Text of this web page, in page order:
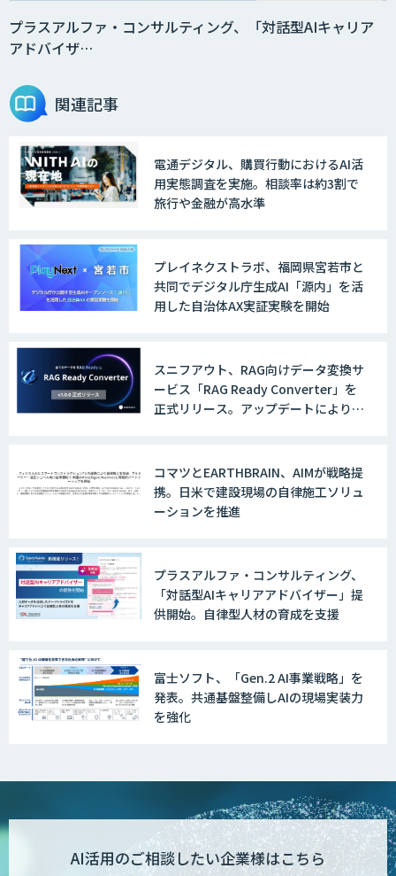
デジフロー
AI/DXソリューションサービス
AI/DXデータ分析サービス
MAISTER™
収益最大化モデル
PriceRobo
プラスアルファ・コンサルティング、「対話型AIキャリア
アドバイザ…
関連記事
電通デジタル、購買行動におけるAI活
用実態調査を実施。相談率は約3割で
旅行や金融が高水準
プレイネクストラボ、福岡県宮若市と
共同でデジタル庁生成AI「源内」を活
用した自治体AX実証実験を開始
スニフアウト、RAG向けデータ変換サ
ービス「RAG Ready Converter」を
正式リリース。アップデートにより変
コマツとEARTHBRAIN、AIMが戦略提
携。日米で建設現場の自律施工ソリュ
ーションを推進
プラスアルファ・コンサルティング、
「対話型AIキャリアアドバイザー」提
供開始。自律型人材の育成を支援
富士ソフト、「Gen.2 AI事業戦略」を
発表。共通基盤整備しAIの現場実装力
を強化
AI活用のご相談したい企業様はこちら